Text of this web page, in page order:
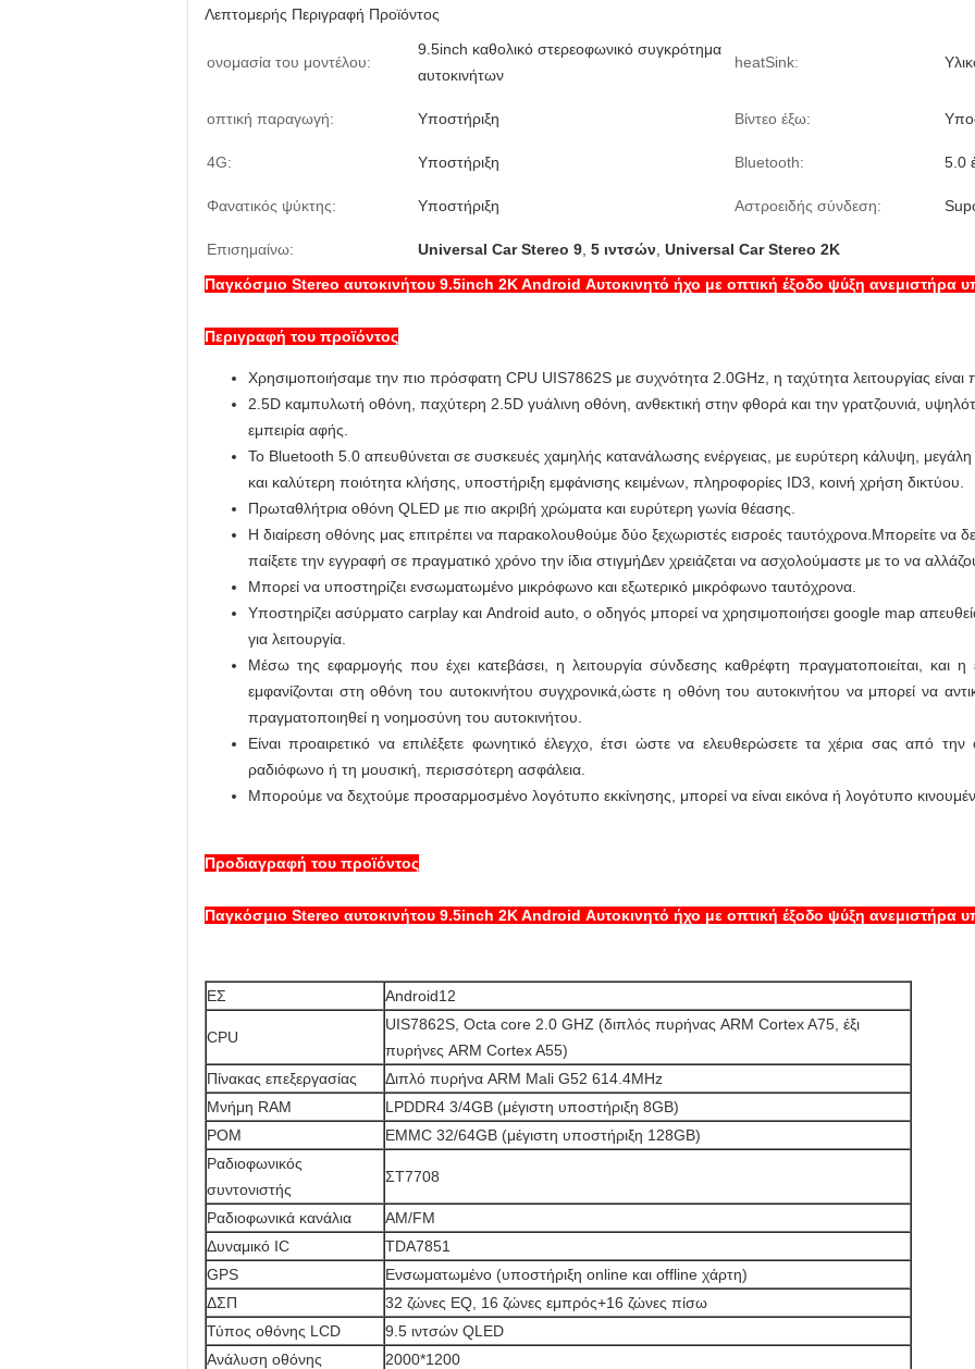
Λεπτομερής Περιγραφή Προϊόντος
ονομασία του μοντέλου:
9.5inch καθολικό στερεοφωνικό συγκρότημα
αυτοκινήτων
heatSink:
οπτική παραγωγή: Υποστήριξη Βίντεο έξω:
4G: Υποστήριξη Bluetooth: 5.0
Φανατικός ψύκτης: Υποστήριξη Αστροειδής σύνδεση:
Επισημαίνω: Universal Car Stereo 9 5 ιντσών Universal Car Stereo 2K
Παγκόσμιο Stereo αυτοκινήτου 9.5inch 2K Android Αυτοκινητό ήχο με οπτική έξοδο ψύξη ανεμιστήρα
Περιγραφή του προϊόντος
Χρησιμοποιήσαμε την πιο πρόσφατη CPU UIS7862S με συχνότητα 2.0GHz, η ταχύτητα λειτουργίας είναι
2.5D καμπυλωτή οθόνη, παχύτερη 2.5D γυάλινη οθόνη, ανθεκτική στην φθορά και την γρατζουνιά,
εμπειρία αφής.
Το Bluetooth 5.0 απευθύνεται σε συσκευές χαμηλής κατανάλωσης ενέργειας, με ευρύτερη κάλυψη,
και καλύτερη ποιότητα κλήσης, υποστήριξη εμφάνισης κειμένων, πληροφορίες ID3, κοινή χρήση δικτύου.
Πρωταθλήτρια οθόνη QLED με πιο ακριβή χρώματα και ευρύτερη γωνία θέασης.
Η διαίρεση οθόνης μας επιτρέπει να παρακολουθούμε δύο ξεχωριστές εισροές ταυτόχρονα.Μπορείτε να
παίξετε την εγγραφή σε πραγματικό χρόνο την ίδια στιγμήΔεν χρειάζεται να ασχολούμαστε με το να
Μπορεί να υποστηρίζει ενσωματωμένο μικρόφωνο και εξωτερικό μικρόφωνο ταυτόχρονα.
Υποστηρίζει ασύρματο carplay και Android auto, ο οδηγός μπορεί να χρησιμοποιήσει google map
για λειτουργία.
Μέσω της εφαρμογής που έχει κατεβάσει, η λειτουργία σύνδεσης καθρέφτη πραγματοποιείται, και
εμφανίζονται στη οθόνη του αυτοκινήτου συγχρονικά,ώστε η οθόνη του αυτοκινήτου να μπορεί να
πραγματοποιηθεί η νοημοσύνη του αυτοκινήτου.
Είναι προαιρετικό να επιλέξετε φωνητικό έλεγχο, έτσι ώστε να ελευθερώσετε τα χέρια σας από την
ραδιόφωνο ή τη μουσική, περισσότερη ασφάλεια.
Μπορούμε να δεχτούμε προσαρμοσμένο λογότυπο εκκίνησης, μπορεί να είναι εικόνα ή λογότυπο
Προδιαγραφή του προϊόντος
Παγκόσμιο Stereo αυτοκινήτου 9.5inch 2K Android Αυτοκινητό ήχο με οπτική έξοδο ψύξη ανεμιστήρα
ΕΣ Android12
CPU
UIS7862S, Octa core 2.0 GHZ (διπλός πυρήνας ARM Cortex A75, έξι
πυρήνες ARM Cortex A55)
Πίνακας επεξεργασίας
Διπλό πυρήνα ARM Mali G52 614.4MHz
Μνήμη RAM
LPDDR4 3/4GB (μέγιστη υποστήριξη 8GB)
ΡΟΜ
EMMC 32/64GB (μέγιστη υποστήριξη 128GB)
Ραδιοφωνικός
συντονιστής
ΣΤ7708
Ραδιοφωνικά κανάλια
AM/FM
Δυναμικό IC
TDA7851
GPS
Ενσωματωμένο (υποστήριξη online και offline χάρτη)
ΔΣΠ
32 ζώνες EQ, 16 ζώνες εμπρός+16 ζώνες πίσω
Τύπος οθόνης LCD
9.5 ιντσών QLED
Ανάλυση οθόνης
2000*1200